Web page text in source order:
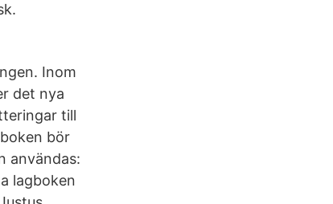
Inom
det nya
till
bör
användas:
lagboken